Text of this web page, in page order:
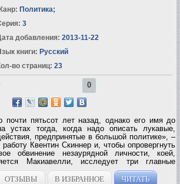
Политика;
3
добавления: 2013-11-22
книги: Русский
во страниц: 23
0
почти пятьсот лет назад, однако его имя до
устах тогда, когда надо описать лукавые,
предпринятые в большой политике», –
Квентин Скиннер и, чтобы опровергнуть
обвинение незаурядной личности, коей,
Макиавелли, исследует три главные
«Рассуждения о первых десяти книгах Тита
ОТЗЫВЫ В ИЗБРАННОЕ ЧИТАТЬ